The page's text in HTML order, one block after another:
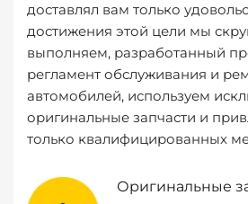
доставлял вам только
достижения этой цели мы
выполняем, разработанный
регламент обслуживания и
автомобилей, используем
оригинальные запчасти и
только квалифицированных
Оригинальные